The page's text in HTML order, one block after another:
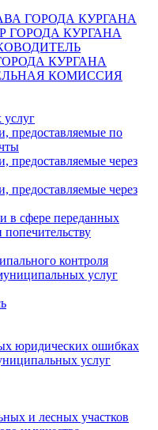
ГОРОДА КУРГАНА
ГОРОДА КУРГАНА
КУРГАНА
КОМИССИЯ
предоставляемые по
предоставляемые через
предоставляемые через
в сфере переданных
контроля
услуг
юридических ошибках
услуг
и лесных участков